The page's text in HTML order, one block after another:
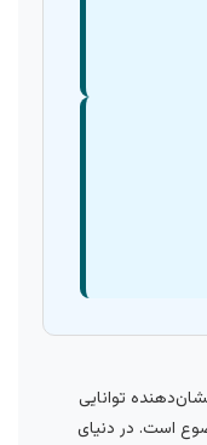
توانایی
است. در دنیای